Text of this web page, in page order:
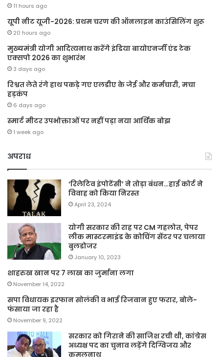
11 hours ago
यूपी नीट यूजी-2026: प्रथम चरण की ऑनलाइन काउंसिलिंग शुरू
20 hours ago
मुख्यमंत्री योगी आदित्यनाथ करेंगे इंडिया बायोएनर्जी एंड टेक
एक्सपो 2026 का शुभारंभ
3 days ago
रिश्वत लेते रंगे हाथ पकड़े गए एलडीए के जेई और कर्मचारी, मचा
हड़कंप
6 days ago
स्मार्ट मीटर उपभोक्ताओं पर नहीं पड़ा नया आर्थिक बोझ
1 week ago
अपराध
‘रिलेटिव इंपोटेंसी’ ने तोड़ा बंधन…हाई कोर्ट ने
विवाह को किया निरस्त
April 23, 2024
योगी सरकार की राह पर CM गहलोत, पेपर
लीक मास्टरमाइंड के कोचिंग सेंटर पर चलाया
बुलडोजर
January 10, 2023
शाहरुख खान पर 7 लाख का जुर्माना लगा
November 14, 2022
सपा विधायक इरफान सोलंकी व भाई रिजवान हुए फरार, बोले-
फंसाया जा रहा है
November 9, 2022
सरकार को गिराने की साजिश रची थी, कांग्रेस
अध्यक्ष पद का चुनाव लड़ेंगे दिग्विजय और
कमलनाथ